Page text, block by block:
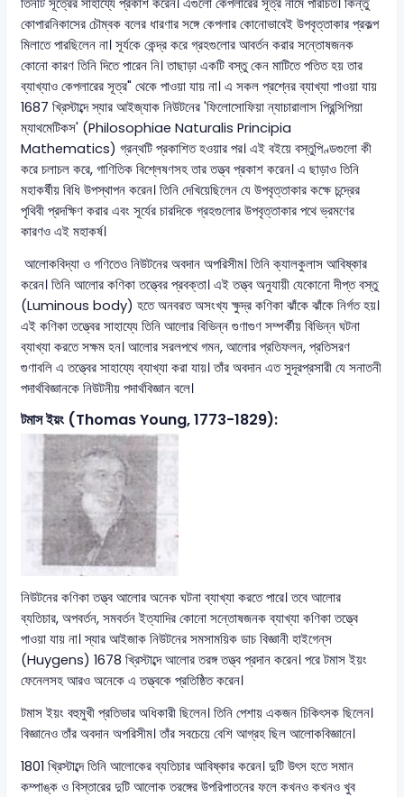
তিনটি সূত্রের সাহায্যে প্রকাশ করেন। এগুলো কেপলারের সূত্র নামে পরিচিত। কিন্তু
কোপারনিকাসের চৌম্বক বলের ধারণার সঙ্গে কেপলার কোনোভাবেই উপবৃত্তাকার প্রকল্প
মিলাতে পারছিলেন না। সূর্যকে কেন্দ্র করে গ্রহগুলোর আবর্তন করার সন্তোষজনক
কোনো কারণ তিনি দিতে পারেন নি। তাছাড়া একটি বস্তু কেন মাটিতে পতিত হয় তার
ব্যাখ্যাও কেপলারের সূত্র" থেকে পাওয়া যায় না। এ সকল প্রশ্নের ব্যাখ্যা পাওয়া যায়
1687 খ্রিস্টাব্দে স্যার আইজ্যাক নিউটনের 'ফিলোসোফিয়া ন্যাচারালাস প্রিন্সিপিয়া
ম্যাথমেটিকস' (Philosophiae Naturalis Principia
Mathematics) গ্রন্থটি প্রকাশিত হওয়ার পর। এই বইয়ে বস্তুপিণ্ডগুলো কী
করে চলাচল করে, গাণিতিক বিশ্লেষণসহ তার তত্ত্ব প্রকাশ করেন। এ ছাড়াও তিনি
মহাকর্ষীয় বিধি উপস্থাপন করেন। তিনি দেখিয়েছিলেন যে উপবৃত্তাকার কক্ষে চন্দ্রের
পৃথিবী প্রদক্ষিণ করার এবং সূর্যের চারদিকে গ্রহগুলোর উপবৃত্তাকার পথে ভ্রমণের
কারণও এই মহাকর্ষ।
আলোকবিদ্যা ও গণিতেও নিউটনের অবদান অপরিসীম। তিনি ক্যালকুলাস আবিষ্কার
করেন। তিনি আলোর কণিকা তত্ত্বের প্রবক্তা। এই তত্ত্ব অনুযায়ী যেকোনো দীপ্ত বস্তু
(Luminous body) হতে অনবরত অসংখ্য ক্ষুদ্র কণিকা ঝাঁকে ঝাঁকে নির্গত হয়।
এই কণিকা তত্ত্বের সাহায্যে তিনি আলোর বিভিন্ন গুণাগুণ সম্পর্কীয় বিভিন্ন ঘটনা
ব্যাখ্যা করতে সক্ষম হন। আলোর সরলপথে গমন, আলোর প্রতিফলন, প্রতিসরণ
গুণাবলি এ তত্ত্বের সাহায্যে ব্যাখ্যা করা যায়। তাঁর অবদান এত সুদূরপ্রসারী যে সনাতনী
পদার্থবিজ্ঞানকে নিউটনীয় পদার্থবিজ্ঞান বলে।
টমাস ইয়ং (Thomas Young, 1773-1829):
নিউটনের কণিকা তত্ত্ব আলোর অনেক ঘটনা ব্যাখ্যা করতে পারে। তবে আলোর
ব্যতিচার, অপবর্তন, সমবর্তন ইত্যাদির কোনো সন্তোষজনক ব্যাখ্যা কণিকা তত্ত্বে
পাওয়া যায় না। স্যার আইজাক নিউটনের সমসাময়িক ডাচ বিজ্ঞানী হাইগেন্‌স
(Huygens) 1678 খ্রিস্টাব্দে আলোর তরঙ্গ তত্ত্ব প্রদান করেন। পরে টমাস ইয়ং
ফেনেলসহ আরও অনেকে এ তত্ত্বকে প্রতিষ্ঠিত করেন।
টমাস ইয়ং বহুমুখী প্রতিভার অধিকারী ছিলেন। তিনি পেশায় একজন চিকিৎসক ছিলেন।
বিজ্ঞানেও তাঁর অবদান অপরিসীম। তাঁর সবচেয়ে বেশি আগ্রহ ছিল আলোকবিজ্ঞানে।
1801 খ্রিস্টাব্দে তিনি আলোকের ব্যতিচার আবিষ্কার করেন। দুটি উৎস হতে সমান
কম্পাঙ্ক ও বিস্তারের দুটি আলোক তরঙ্গের উপরিপাতনের ফলে কখনও কখনও খুব